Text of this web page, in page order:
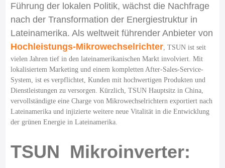
Führung der lokalen Politik, wächst die Nachfrage
nach der Transformation der Energiestruktur in
Lateinamerika. Als weltweit führender Anbieter von
Hochleistungs-Mikrowechselrichter , TSUN ist seit
vielen Jahren tief in den lateinamerikanischen Markt involviert. Mit
lokalisiertem Marketing und einem kompletten After-Sales-Service-
System, ist es verpflichtet, Kunden mit hochwertigen Produkten und
Dienstleistungen zu versorgen. Kürzlich, TSUN Hauptsitz in China,
vervollständigte eine Charge von Mikrowechselrichtern exportiert nach
Lateinamerika und injizierte weitere neue Vitalität in die Entwicklung
der grünen Energie in Lateinamerika.
TSUN Mikroinverter: